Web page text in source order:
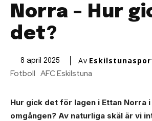
Norra – Hur
det?
8 april 2025 Av
Fotboll AFC Eskilstuna
Hur gick det för lagen i Ettan Norra
omgången? Av naturliga skäl är vi